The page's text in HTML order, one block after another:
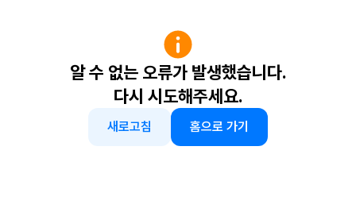
알 수 없는 오류가 발생했습니다.
다시 시도해주세요.
새로고침 홈으로 가기